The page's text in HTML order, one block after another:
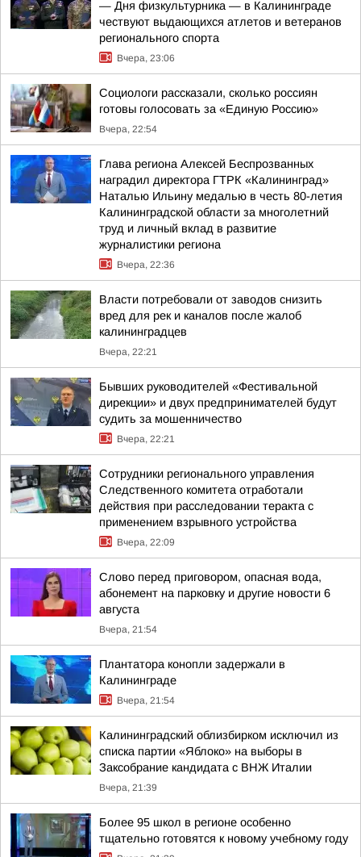
— Дня физкультурника — в Калининграде
чествуют выдающихся атлетов и ветеранов
регионального спорта
Вчера, 23:06
Социологи рассказали, сколько россиян
готовы голосовать за «Единую Россию»
Вчера, 22:54
Глава региона Алексей Беспрозванных
наградил директора ГТРК «Калининград»
Наталью Ильину медалью в честь 80-летия
Калининградской области за многолетний
труд и личный вклад в развитие
журналистики региона
Вчера, 22:36
Власти потребовали от заводов снизить
вред для рек и каналов после жалоб
калининградцев
Вчера, 22:21
Бывших руководителей «Фестивальной
дирекции» и двух предпринимателей будут
судить за мошенничество
Вчера, 22:21
Сотрудники регионального управления
Следственного комитета отработали
действия при расследовании теракта с
применением взрывного устройства
Вчера, 22:09
Слово перед приговором, опасная вода,
абонемент на парковку и другие новости 6
августа
Вчера, 21:54
Плантатора конопли задержали в
Калининграде
Вчера, 21:54
Калининградский облизбирком исключил из
списка партии «Яблоко» на выборы в
Заксобрание кандидата с ВНЖ Италии
Вчера, 21:39
Более 95 школ в регионе особенно
тщательно готовятся к новому учебному году